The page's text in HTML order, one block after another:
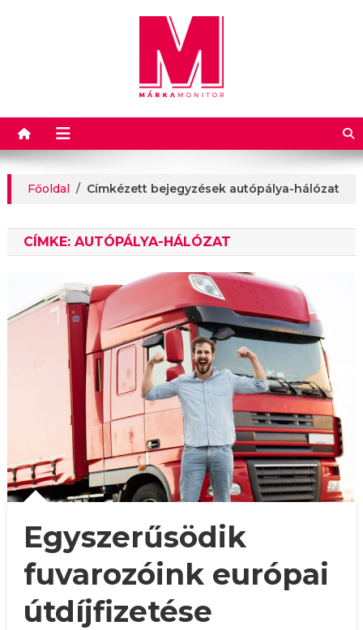
Márkamonitor
Főoldal / Címkézett bejegyzések autópálya-hálózat
CÍMKE: AUTÓPÁLYA-HÁLÓZAT
Egyszerűsödik
fuvarozóink európai
útdíjfizetése